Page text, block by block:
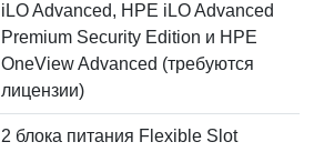
iLO Advanced, HPE iLO Advanced
Premium Security Edition и HPE
OneView Advanced (требуются
лицензии)
2 блока питания Flexible Slot